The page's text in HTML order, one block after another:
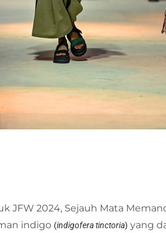
JFW 2024, Sejauh Mata
indigo (indigofera tinctoria) yang